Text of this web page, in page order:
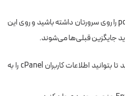
اگر از قبل تنظیمات postgreSQL را روی سرورتان داشته باشید و روی این
جایگزین قبلی‌ها می‌شوند.
روی Cerate User کلیک کنید تا بتوانید اطلاعات کاربران cPanel را به